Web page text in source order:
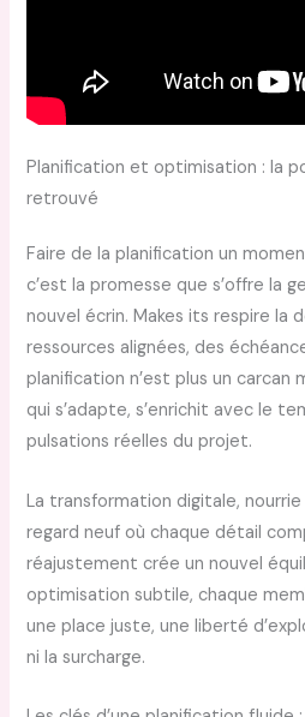
Planification et optimisation : la
retrouvé
Faire de la planification un
c’est la promesse que s’offre la
nouvel écrin. Makes its respire la
ressources alignées, des
planification n’est plus un carcan
qui s’adapte, s’enrichit avec le
pulsations réelles du projet.
La transformation digitale,
regard neuf où chaque détail
réajustement crée un nouvel
optimisation subtile, chaque
une place juste, une liberté
ni la surcharge.